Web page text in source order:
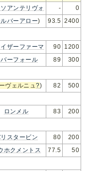
アンテリヴォ -
0
ルバーアロー) 93.5 2400
ザーファーマ 90 1200
バーフォール 89
300
ヴェルニュ?) 82
500
ロンメル 83
200
スタービン 80
200
ホクメントス 77.5
50